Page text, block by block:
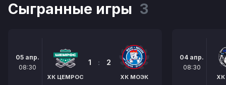
Сыгранные игры 3
05 апр.
08:30
ХК ЦЕМРОС
1 : 2
ХК МОЭК
04 апр.
08:30
ХК